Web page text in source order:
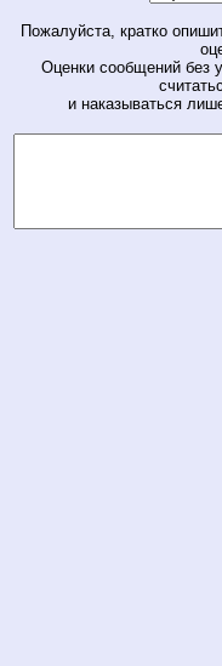
Пожалуйста, кратко
Оценки сообщений без
и наказываться